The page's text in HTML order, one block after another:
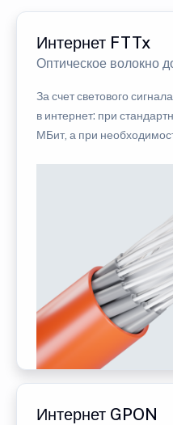
Интернет FTTx
Оптическое волокно
За счет светового
в интернет: при
МБит, а при
Интернет GPON